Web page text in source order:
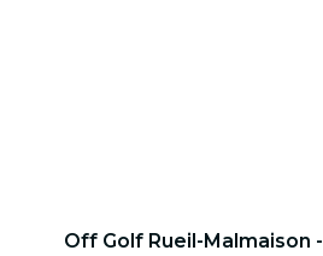
Off Golf Rueil-Malmaison -